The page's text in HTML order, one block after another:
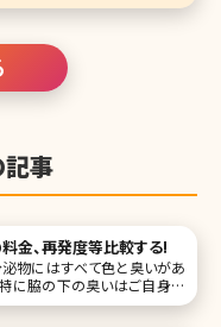
記事
金、再発度等比較する!
物にはすべて色と臭いがあ
特に脇の下の臭いはご自身だ
てしまうことも少なくありま